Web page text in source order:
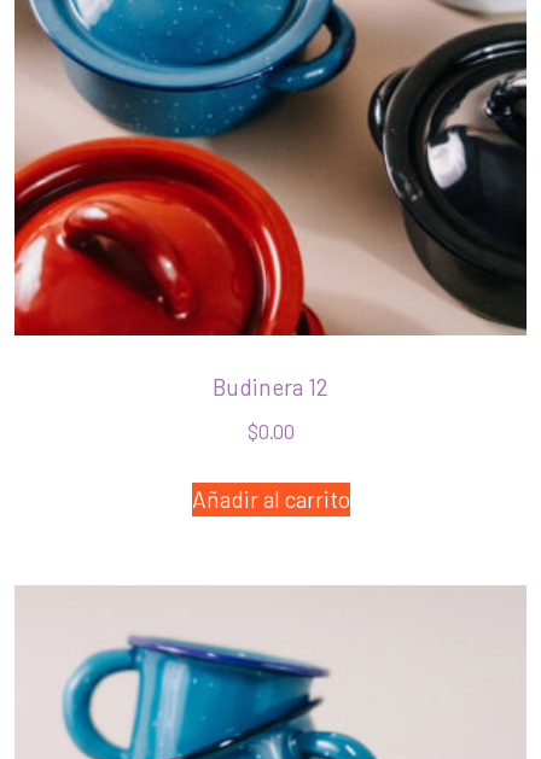
Budinera 12
$0.00
Añadir al carrito